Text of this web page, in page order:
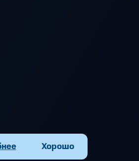
Хорошо